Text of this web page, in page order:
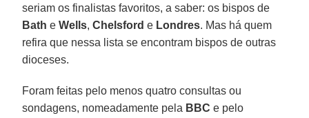
seriam os finalistas favoritos, a saber: os bispos de
Bath eWells,Chelsford e Londres. Mas há quem
refira que nessa lista se encontram bispos de outras
dioceses.
Foram feitas pelo menos quatro consultas ou
sondagens, nomeadamente pela BBC e pelo